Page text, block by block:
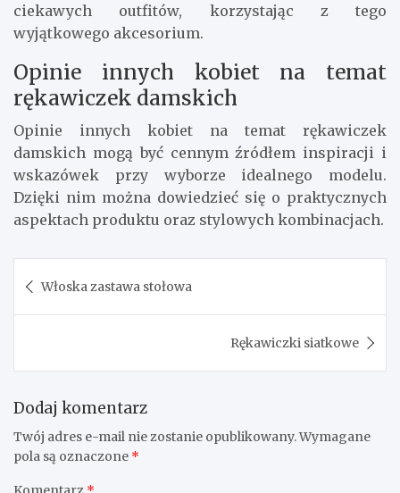
ciekawych outfitów, korzystając z tego
wyjątkowego akcesorium.
Opinie innych kobiet na temat
rękawiczek damskich
Opinie innych kobiet na temat rękawiczek
damskich mogą być cennym źródłem inspiracji i
wskazówek przy wyborze idealnego modelu.
Dzięki nim można dowiedzieć się o praktycznych
aspektach produktu oraz stylowych kombinacjach.
wpisu
Włoska zastawa stołowa
Rękawiczki siatkowe
Dodaj komentarz
Twój adres e-mail nie zostanie opublikowany.Wymagane
pola są oznaczone *